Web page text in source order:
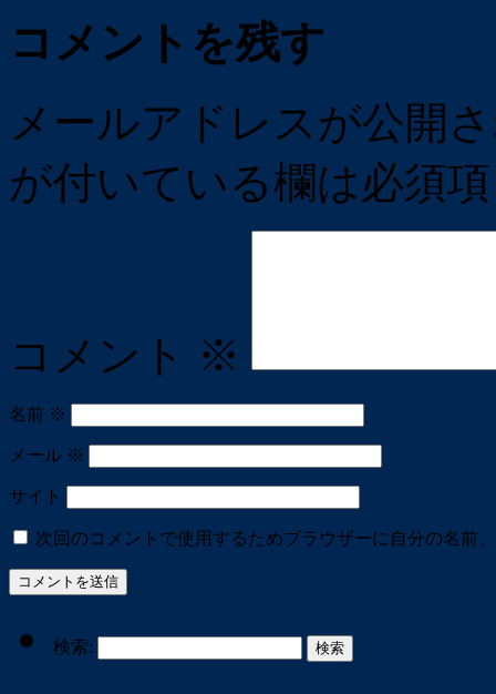
コメントを残す
メールアドレスが公開
が付いている欄は必須
コメント ※
名前 ※
メール ※
サイト
次回のコメントで使用するためブラウザーに自分の名前
検索: